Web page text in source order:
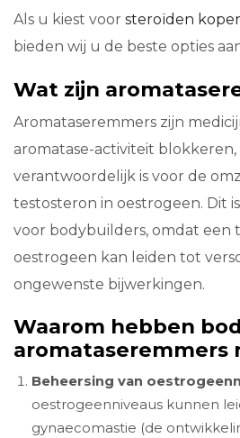
Als u kiest voor steroïden
bieden wij u de beste opties
Wat zijn
Aromataseremmers zijn
aromatase-activiteit
verantwoordelijk is voor de
testosteron in oestrogeen. Dit
voor bodybuilders, omdat een
oestrogeen kan leiden tot
ongewenste bijwerkingen.
Waarom hebben
aromataseremmers
Beheersing van
oestrogeenniveaus kunnen
gynaecomastie (de